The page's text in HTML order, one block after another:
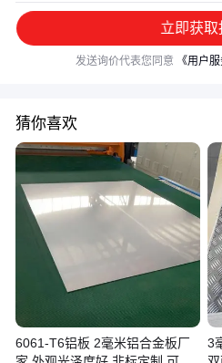
立即获取
发送询价代表您同意 《用户
猜你喜欢
6061-T6铝板 2毫米铝合金板厂
3